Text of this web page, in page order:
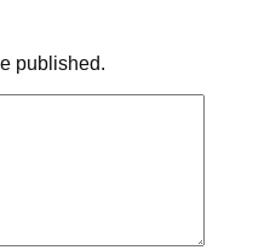
published.